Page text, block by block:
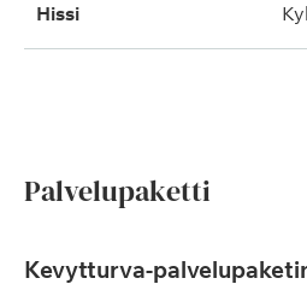
hissi
Palvelupaketti
Kevytturva-